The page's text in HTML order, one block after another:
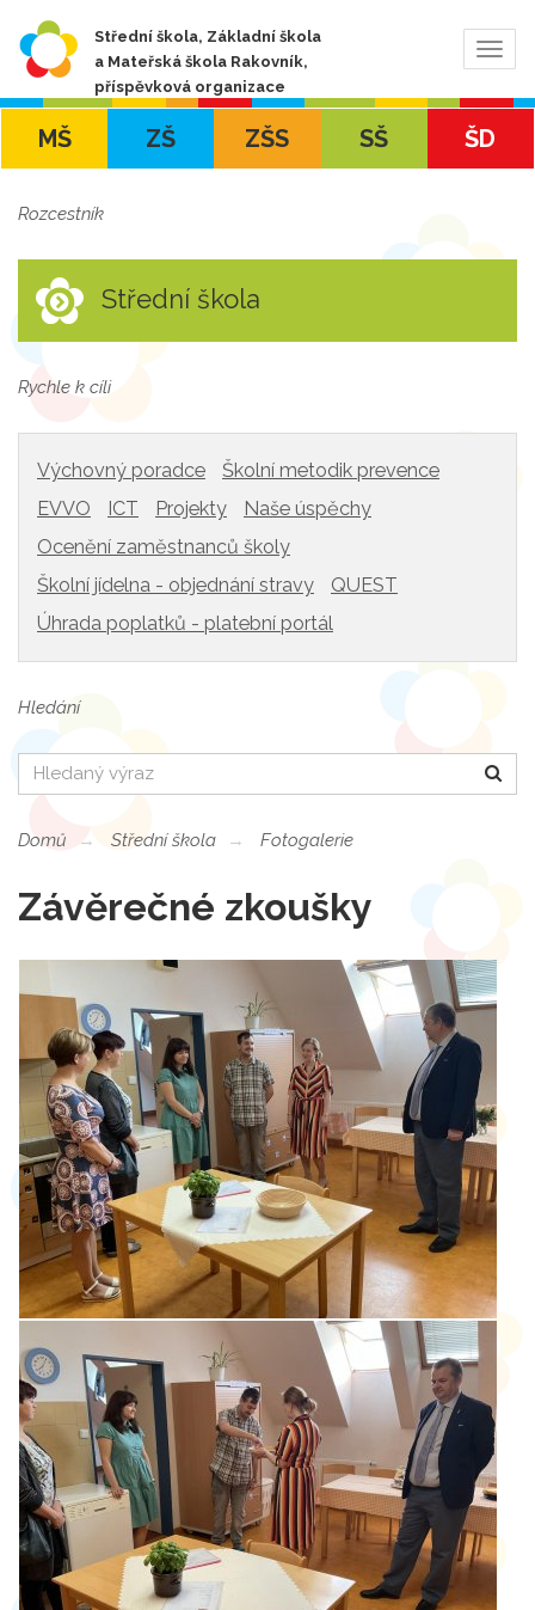
Střední škola, Základní škola
a Mateřská škola Rakovník,
příspěvková organizace
MŠ ZŠ ZŠS SŠ ŠD
Rozcestník
Střední škola
Rychle k cíli
Výchovný poradce
Školní metodik prevence
EVVO
ICT Projekty
Naše úspěchy
Ocenění zaměstnanců školy
Školní jídelna - objednání stravy
QUEST
Úhrada poplatků - platební portál
Hledání
Hledat
Domů Střední škola Fotogalerie
Závěrečné zkoušky